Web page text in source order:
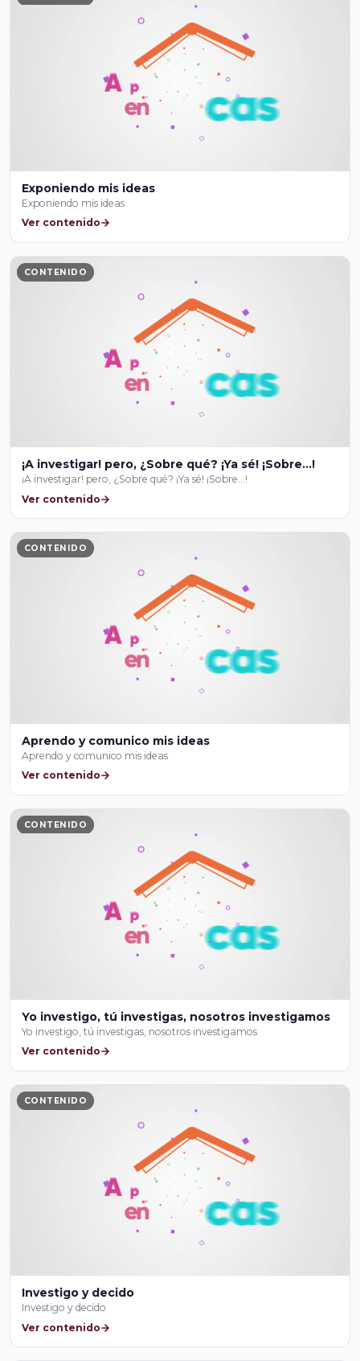
Exponiendo mis ideas
Exponiendo mis ideas
Ver contenido
CONTENIDO
¡A investigar! pero, ¿Sobre qué? ¡Ya sé! ¡Sobre…!
¡A investigar! pero, ¿Sobre qué? ¡Ya sé! ¡Sobre…!
Ver contenido
CONTENIDO
Aprendo y comunico mis ideas
Aprendo y comunico mis ideas
Ver contenido
CONTENIDO
Yo investigo, tú investigas, nosotros investigamos
Yo investigo, tú investigas, nosotros investigamos
Ver contenido
CONTENIDO
Investigo y decido
Investigo y decido
Ver contenido